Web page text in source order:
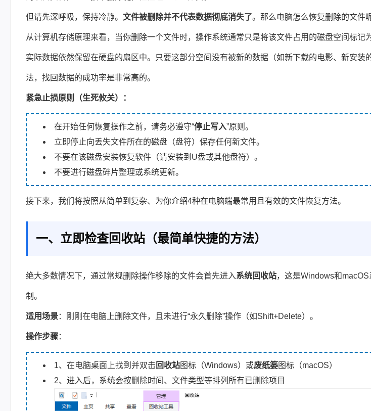
但请先深呼吸，保持冷静。 文件被删除并不代表数据彻底消失了。 那么 电脑怎么恢复删除的文件
从计算机存储原理来看，当你删除一个文件时，操作系统通常只是将该文件占用的磁盘空间标记
实际数据依然保留在硬盘的扇区中。只要这部分空间没有被新的数据（如新下载的电影、新安装
法，找回数据的成功率是非常高的。
紧急止损原则（生死攸关）：
在开始任何恢复操作之前，请务必遵守“停止写入”原则。
立即停止向丢失文件所在的磁盘（盘符）保存任何新文件。
不要在该磁盘安装恢复软件（请安装到U盘或其他盘符）。
不要进行磁盘碎片整理或系统更新。
接下来，我们将按照从简单到复杂、为你介绍4种在电脑端最常用且有效的文件恢复方法。
一、立即检查回收站（最简单快捷的方法）
绝大多数情况下，通过常规删除操作移除的文件会首先进入系统回收站，这是Windows和
制。
适用场景：刚刚在电脑上删除文件，且未进行“永久删除”操作（如Shift+Delete）。
操作步骤：
1、在电脑桌面上找到并双击 回收站图标（Windows）或废纸篓图标（macOS）
2、进入后，系统会按删除时间、文件类型等排列所有已删除项目